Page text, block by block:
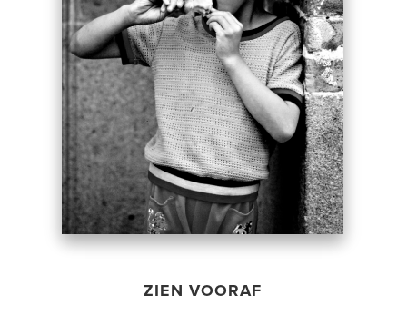
ZIEN VOORAF